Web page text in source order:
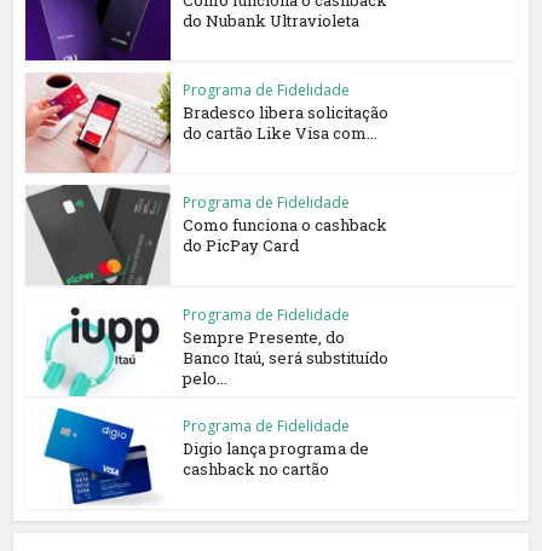
do Nubank Ultravioleta
Programa de Fidelidade
Bradesco libera solicitação
do cartão Like Visa com...
Programa de Fidelidade
Como funciona o cashback
do PicPay Card
Programa de Fidelidade
Sempre Presente, do
Banco Itaú, será substituído
pelo...
Programa de Fidelidade
Digio lança programa de
cashback no cartão